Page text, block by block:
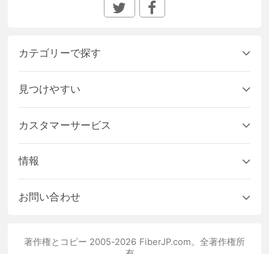
カテゴリーで探す
見つけやすい
カスタマーサービス
情報
お問い合わせ
著作権とコピー 2005-2026 FiberJP.com。全著作権所